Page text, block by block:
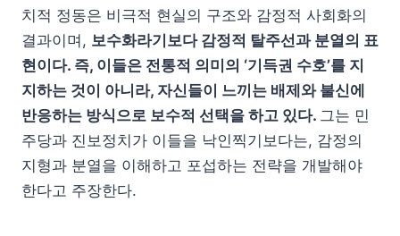
치적 정동은 비극적 현실의 구조와 감정적 사회화의
결과이며, 보수화라기보다 감정적 탈주선과 분열의 표
현이다. 즉, 이들은 전통적 의미의 ‘기득권 수호’를 지
지하는 것이 아니라, 자신들이 느끼는 배제와 불신에
반응하는 방식으로 보수적 선택을 하고 있다. 그는 민
주당과 진보정치가 이들을 낙인찍기보다는, 감정의
지형과 분열을 이해하고 포섭하는 전략을 개발해야
한다고 주장한다.